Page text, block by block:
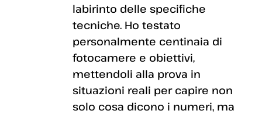
labirinto delle specifiche
tecniche. Ho testato
personalmente centinaia di
fotocamere e obiettivi,
mettendoli alla prova in
situazioni reali per capire non
solo cosa dicono i numeri, ma